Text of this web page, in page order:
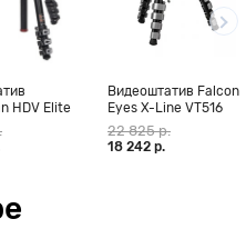
HDV Elite
Видеоштатив Falcon
Eyes X-Line VT516
22 825 р.
18 242 р.